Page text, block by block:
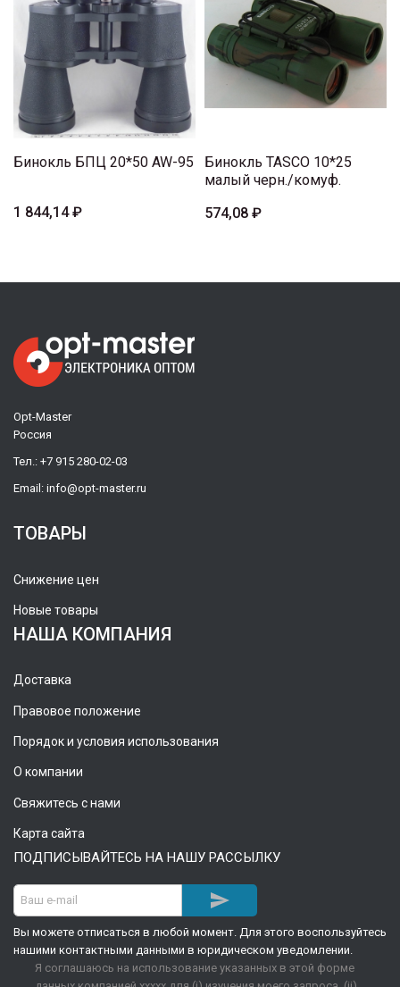
Бинокль БПЦ 20*50 AW-95
1 844,14 ₽
Бинокль TASCO 10*25
малый черн./комуф.
574,08 ₽
Opt-Master
Россия
Тел.: +7 915 280-02-03
Email: info@opt-master.ru
ТОВАРЫ
Снижение цен
Новые товары
НАША КОМПАНИЯ
Доставка
Правовое положение
Порядок и условия использования
О компании
Свяжитесь с нами
Карта сайта
ПОДПИСЫВАЙТЕСЬ НА НАШУ РАССЫЛКУ

Вы можете отписаться в любой момент. Для этого воспользуйтесь
нашими контактными данными в юридическом уведомлении.
Я соглашаюсь на использование указанных в этой форме